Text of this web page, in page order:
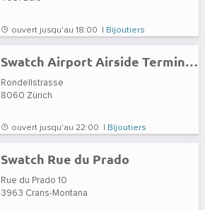
ouvert jusqu'au 18:00 | Bijoutiers
Swatch Airport Airside Terminal 1
Rondellstrasse
8060 Zürich
ouvert jusqu'au 22:00 | Bijoutiers
Swatch Rue du Prado
Rue du Prado 10
3963 Crans-Montana